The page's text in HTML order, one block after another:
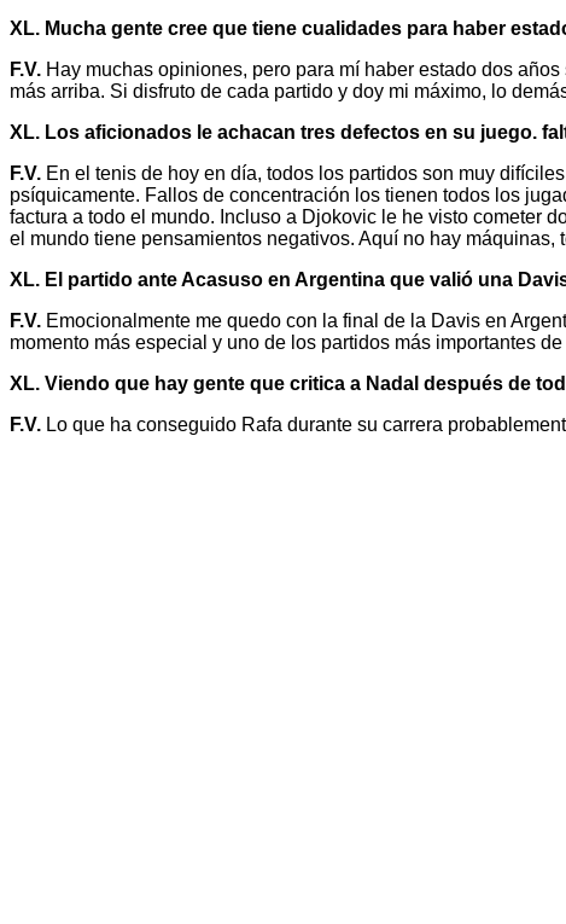
XL. Mucha gente cree que tiene cualidades para haber
F.V. Hay muchas opiniones, pero para mí haber estado dos
más arriba. Si disfruto de cada partido y doy mi máximo, lo
XL. Los aficionados le achacan tres defectos en su juego.
F.V. En el tenis de hoy en día, todos los partidos son muy
psíquicamente. Fallos de concentración los tienen todos los
factura a todo el mundo. Incluso a Djokovic le he visto cometer
el mundo tiene pensamientos negativos. Aquí no hay máquinas,
XL. El partido ante Acasuso en Argentina que valió una
F.V. Emocionalmente me quedo con la final de la Davis en
momento más especial y uno de los partidos más importantes
XL. Viendo que hay gente que critica a Nadal después de
F.V. Lo que ha conseguido Rafa durante su carrera